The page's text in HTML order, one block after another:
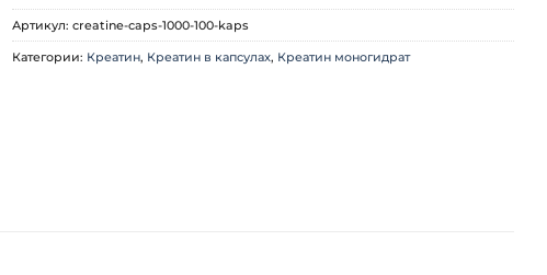
Артикул: creatine-caps-1000-100-kaps
Категории: Креатин, Креатин в капсулах, Креатин моногидрат